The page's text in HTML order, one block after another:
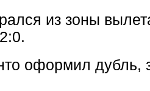
из зоны
оформил дубль,